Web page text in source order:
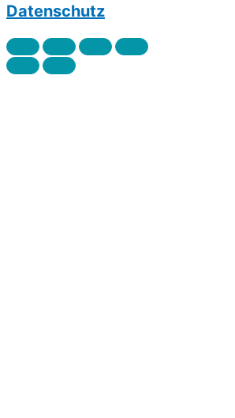
Datenschutz